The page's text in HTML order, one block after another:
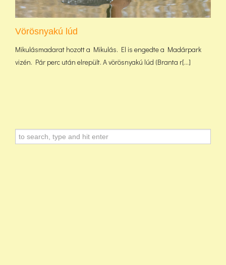
Vörösnyakú lúd
Mikulásmadarat hozott a Mikulás. El is engedte a Madárpark
vizén. Pár perc után elrepült. A vörösnyakú lúd (Branta r[...]